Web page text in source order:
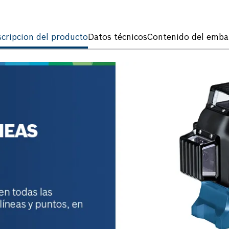
del productoDatos técnicosContenido del